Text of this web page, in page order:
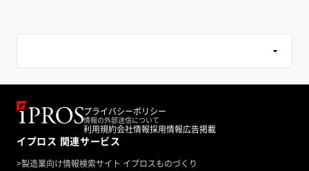
プライバシーポリシー
情報の外部送信について
利用規約会社情報採用情報広告掲載
イプロス 関連サービス
>製造業向け情報検索サイト イプロスものづくり